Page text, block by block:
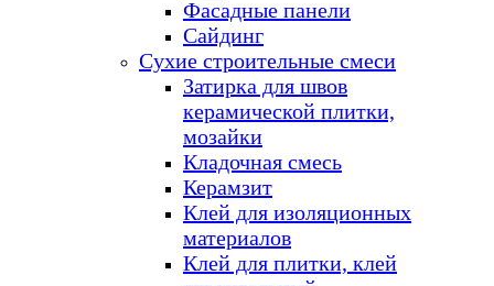
Фасадные панели
Сайдинг
Сухие строительные смеси
Затирка для швов
керамической плитки,
мозайки
Кладочная смесь
Керамзит
Клей для изоляционных
материалов
Клей для плитки, клей